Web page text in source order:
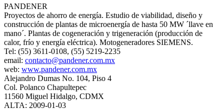
PANDENER
Proyectos de ahorro de energía. Estudio de viabilidad, diseño y
construcción de plantas de microenergía de hasta 50 MW ´llave en
mano´. Plantas de cogeneración y trigeneración (producción de
calor, frío y energía eléctrica). Motogeneradores SIEMENS.
Tel: (55) 3611-0108, (55) 5219-2235
email: contacto@pandener.com.mx
web: www.pandener.com.mx
Alejandro Dumas No. 104, Piso 4
Col. Polanco Chapultepec
11560 Miguel Hidalgo, CDMX
ALTA: 2009-01-03